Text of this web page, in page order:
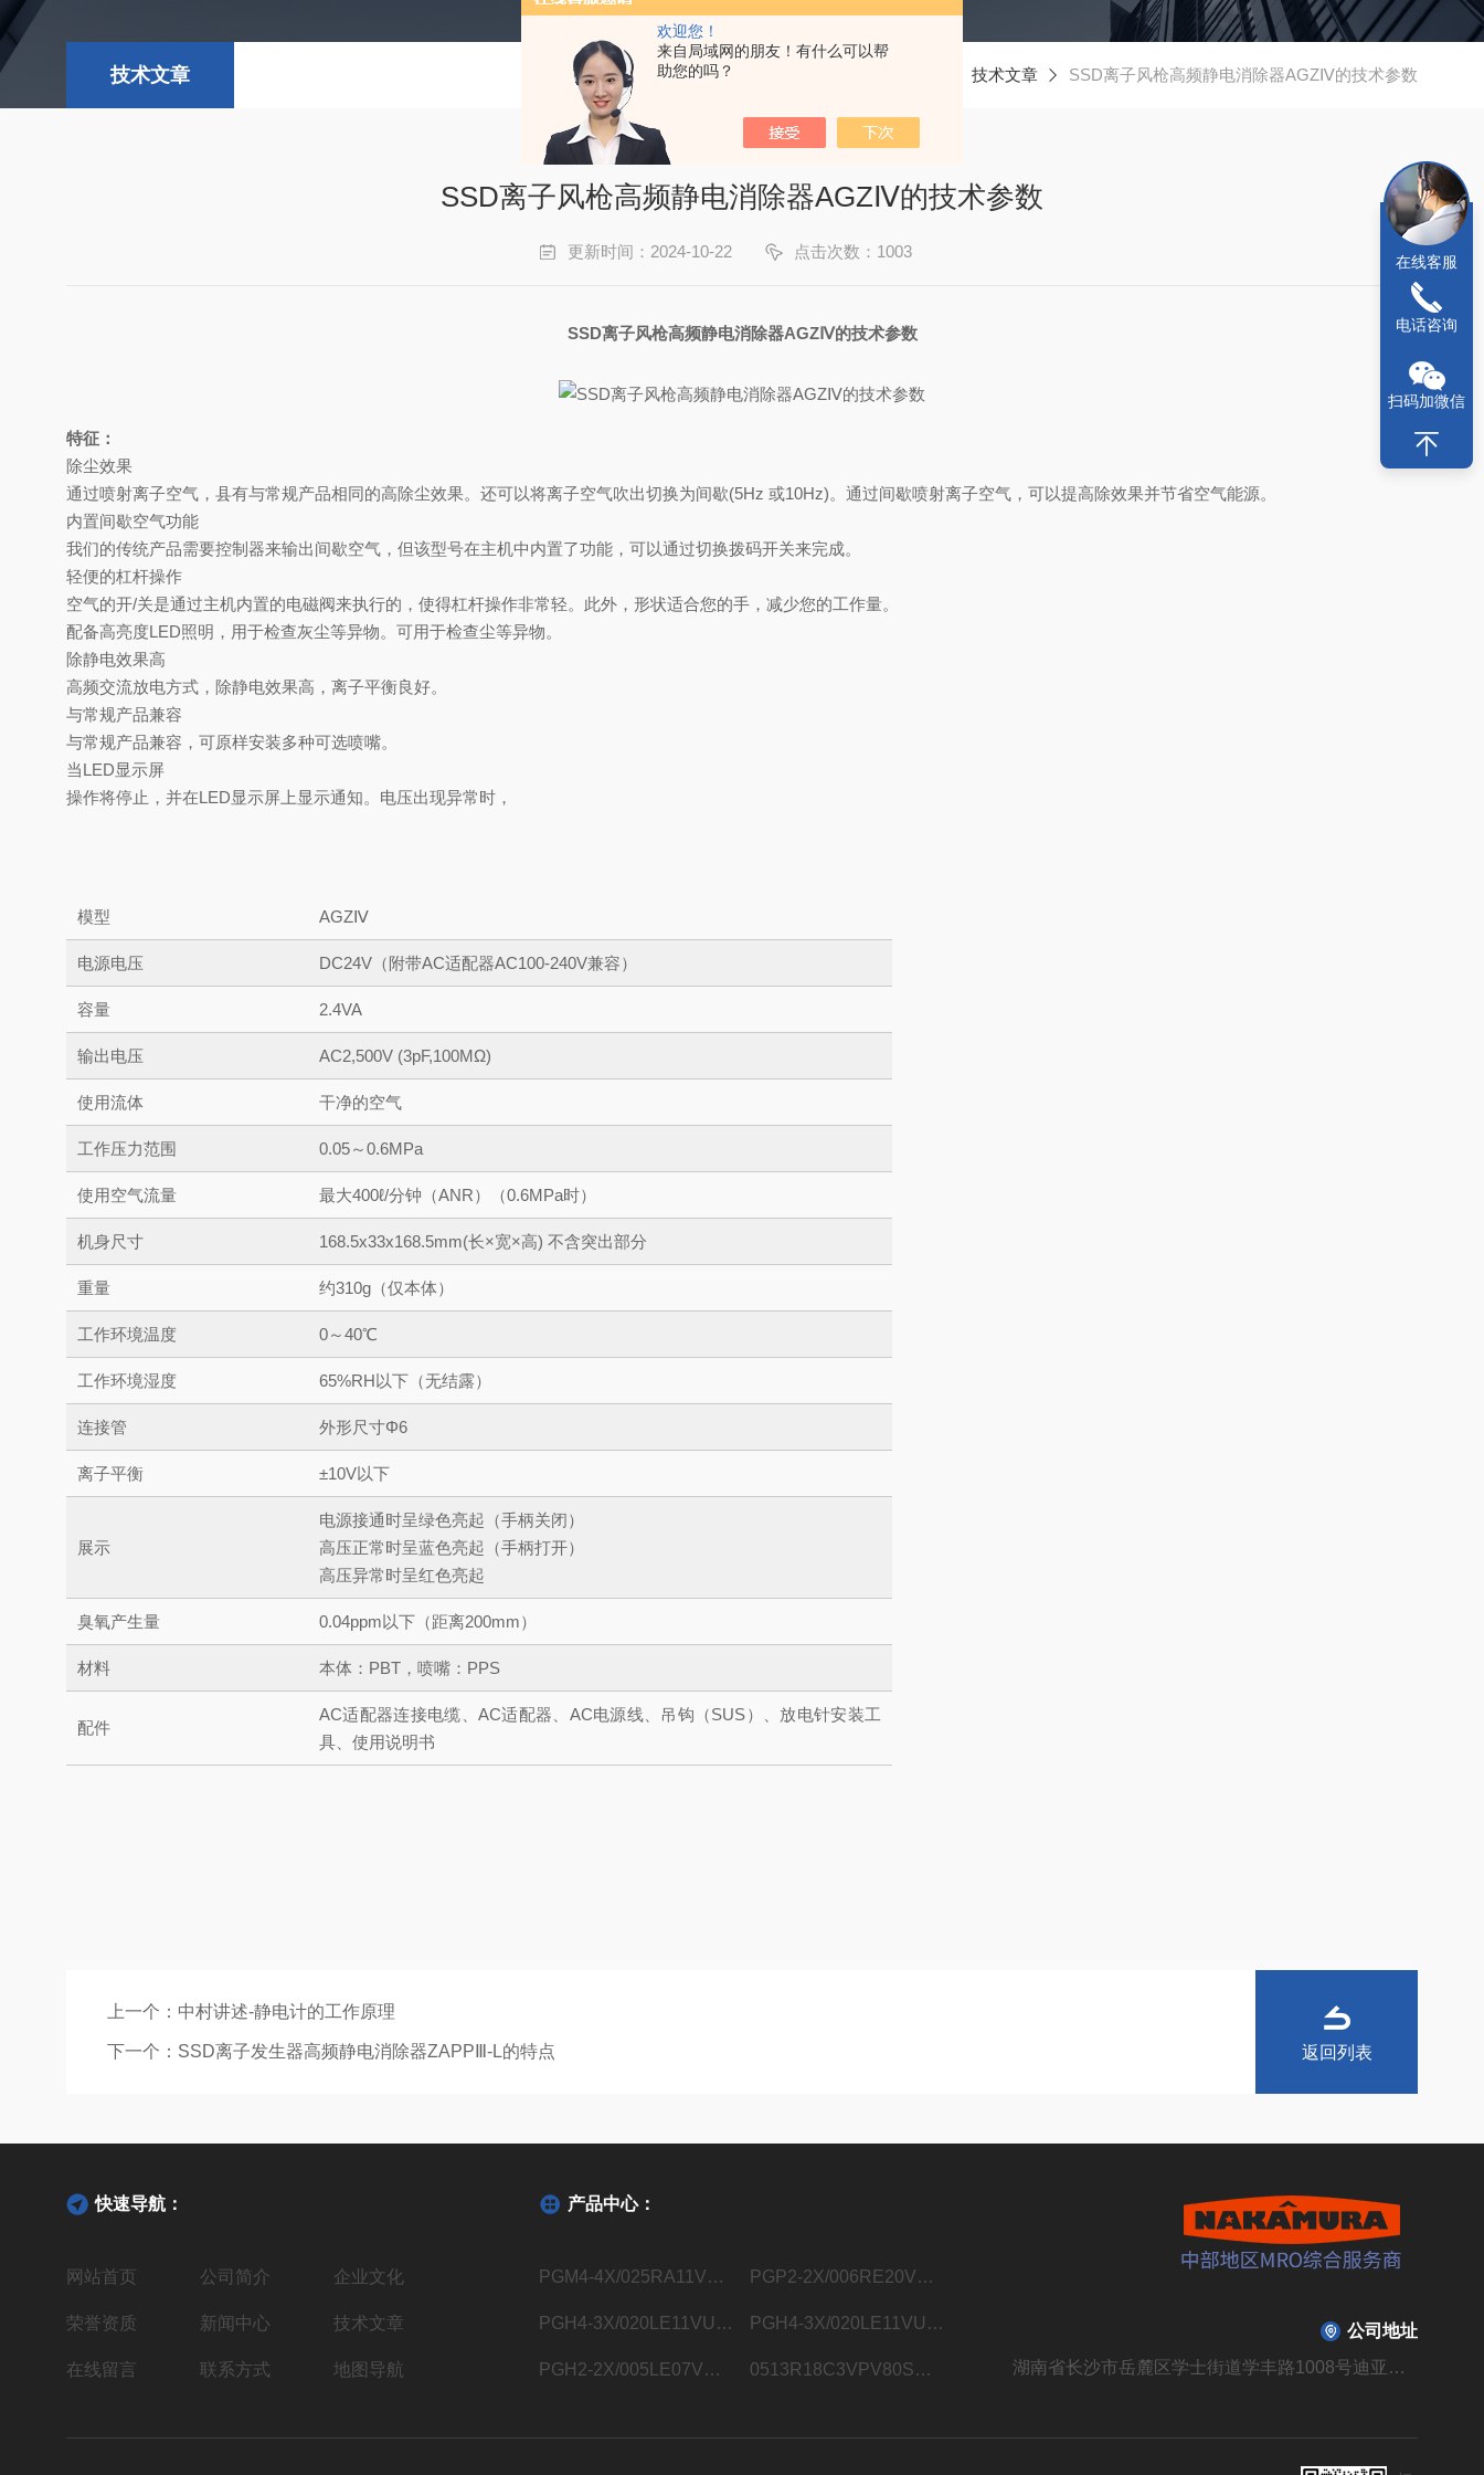
欢迎您！
来自局域网的朋友！有什么可以帮
助您的吗？
技术文章 技术文章 SSD离子风枪高频静电消除器AGZⅣ的技术参数
SSD离子风枪高频静电消除器AGZⅣ的技术参数
更新时间：2024-10-22 点击次数：1003
SSD离子风枪高频静电消除器AGZⅣ的技术参数
特征：
除尘效果
通过喷射离子空气，县有与常规产品相同的高除尘效果。还可以将离子空气吹出切换为间歇(5Hz 或10Hz)。通过间歇喷射离子空气，可以提高除效果并节省空气能源。
内置间歇空气功能
我们的传统产品需要控制器来输出间歇空气，但该型号在主机中内置了功能，可以通过切换拨码开关来完成。
轻便的杠杆操作
空气的开/关是通过主机内置的电磁阀来执行的，使得杠杆操作非常轻。此外，形状适合您的手，减少您的工作量。
配备高亮度LED照明，用于检查灰尘等异物。可用于检查尘等异物。
除静电效果高
高频交流放电方式，除静电效果高，离子平衡良好。
与常规产品兼容
与常规产品兼容，可原样安装多种可选喷嘴。
当LED显示屏
操作将停止，并在LED显示屏上显示通知。电压出现异常时，
模型 AGZⅣ
电源电压 DC24V（附带AC适配器AC100-240V兼容）
容量 2.4VA
输出电压 AC2,500V (3pF,100MΩ)
使用流体 干净的空气
工作压力范围 0.05～0.6MPa
使用空气流量 最大400ℓ/分钟（ANR）（0.6MPa时）
机身尺寸 168.5x33x168.5mm(长×宽×高) 不含突出部分
重量 约310g（仅本体）
工作环境温度 0～40℃
工作环境湿度 65%RH以下（无结露）
连接管 外形尺寸Φ6
离子平衡 ±10V以下
展示
电源接通时呈绿色亮起（手柄关闭）
高压正常时呈蓝色亮起（手柄打开）
高压异常时呈红色亮起
臭氧产生量 0.04ppm以下（距离200mm）
材料 本体：PBT，喷嘴：PPS
配件
AC适配器连接电缆、AC适配器、AC电源线、吊钩（SUS）、放电针安装工
具、使用说明书
上一个： 中村讲述-静电计的工作原理
下一个： SSD离子发生器高频静电消除器ZAPPⅢ-L的特点 返回列表
快速导航：
网站首页 公司简介 企业文化
荣誉资质 新闻中心 技术文章
在线留言 联系方式 地图导航
产品中心：
PGM4-4X/025RA11VU2德国力士乐Rexroth内齿轮泵R901363096 PGP2-2X/006RE20VE4德国力士乐Rexroth内齿轮泵R900932129
PGH4-3X/020LE11VU2德国力士乐Rexroth内齿轮泵R900932183 PGH4-3X/020LE11VU2德国力士乐Rexroth内齿轮泵R901283006
PGH2-2X/005LE07VU2德国力士乐Rexroth内齿轮泵R900703725 0513R18C3VPV80SM21HYB05德国力士乐Rexroth液压叶片泵0513800248
公司地址
湖南省长沙市岳麓区学士街道学丰路1008号迪亚溪谷山庄B310栋104号
在线客服
电话咨询
扫码加微信